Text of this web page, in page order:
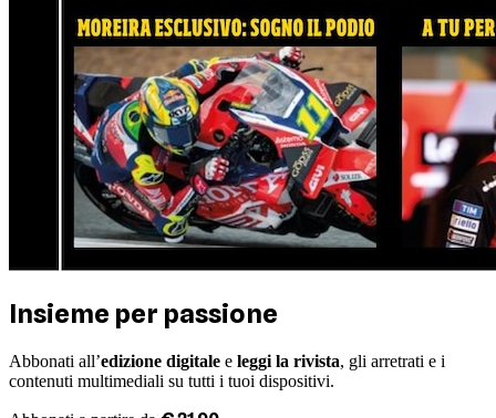
Insieme per passione
Abbonati all’edizione digitale e leggi la rivista, gli arretrati e i
contenuti multimediali su tutti i tuoi dispositivi.